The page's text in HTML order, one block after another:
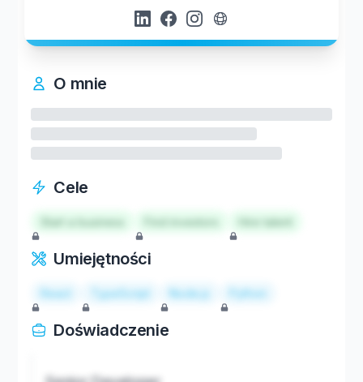
O mnie
Cele
Start a business Hire talent
Umiejętności
React TypeScript Node.js Python
Doświadczenie